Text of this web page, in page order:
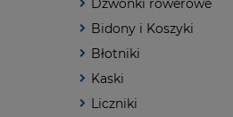
Dzwonki rowerowe
Bidony i Koszyki
Błotniki
Kaski
Liczniki